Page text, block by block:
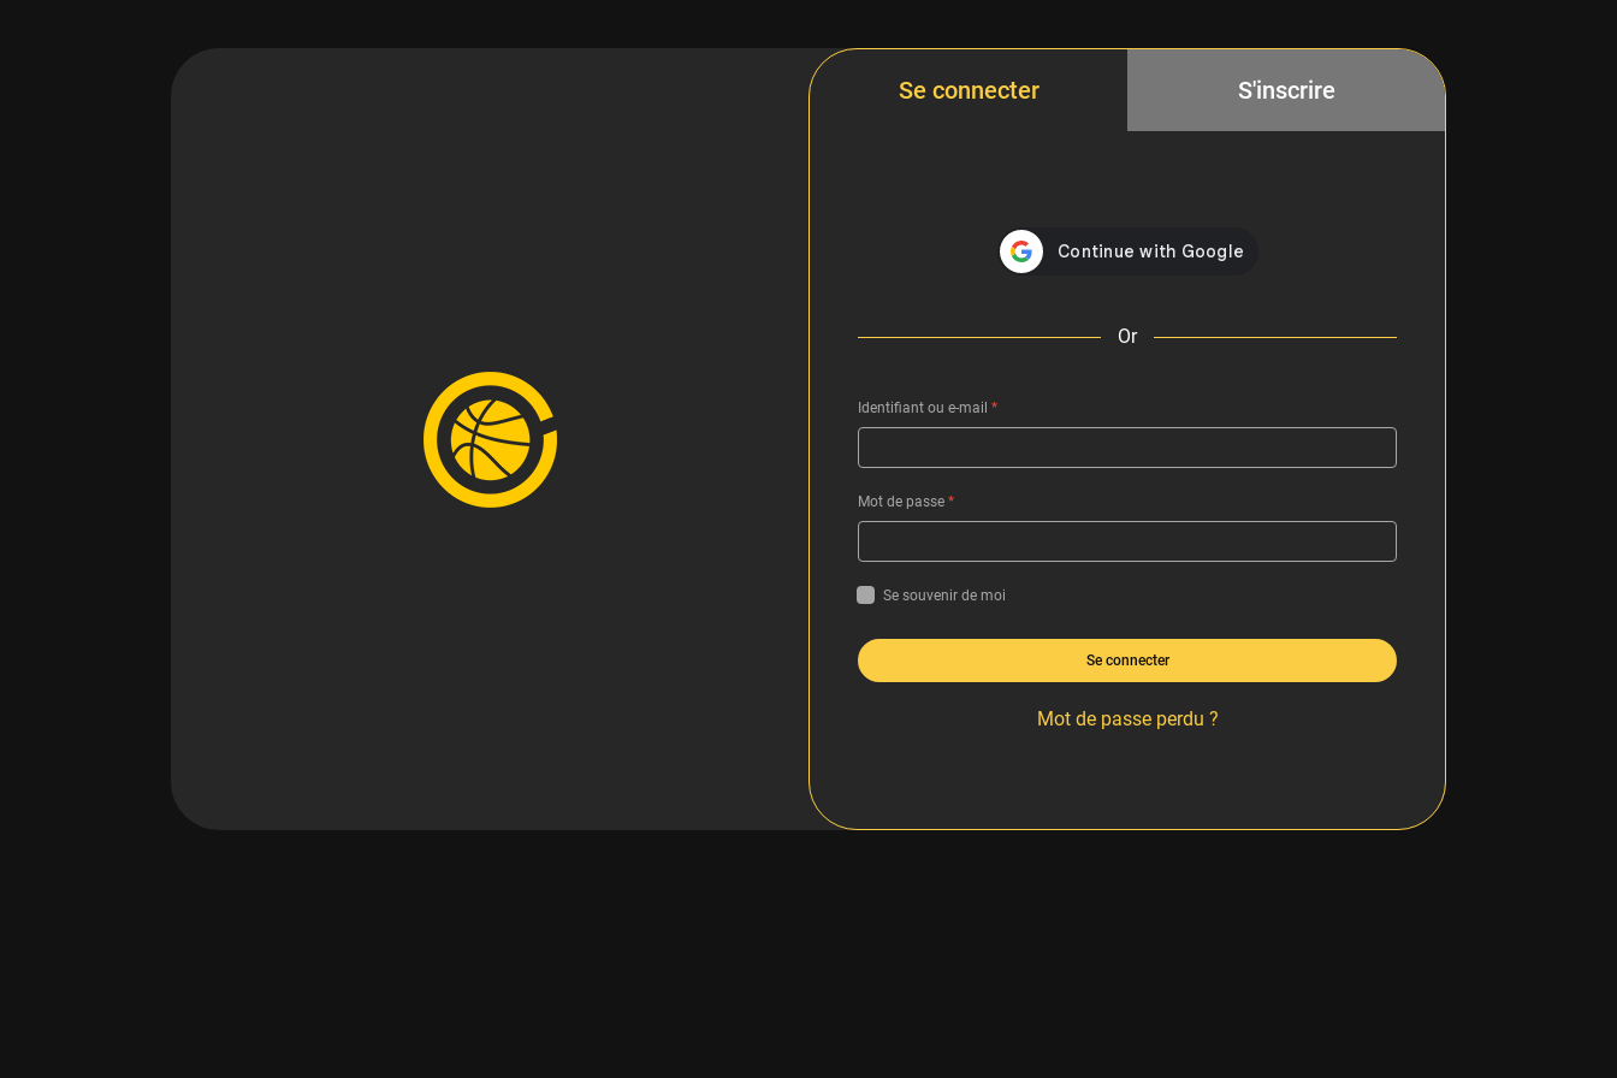
Se connecter S'inscrire
Or
Identifiant ou e-mail *
Mot de passe *
Se souvenir de moi
Se connecter
Mot de passe perdu ?